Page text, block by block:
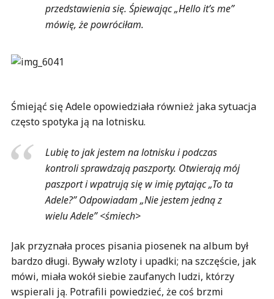
przedstawienia się. Śpiewając „Hello it’s me”
mówię, że powróciłam.
Śmiejąć się Adele opowiedziała również jaka sytuacja
często spotyka ją na lotnisku.
Lubię to jak jestem na lotnisku i podczas
kontroli sprawdzają paszporty. Otwierają mój
paszport i wpatrują się w imię pytając „To ta
Adele?” Odpowiadam „Nie jestem jedną z
wielu Adele” <śmiech>
Jak przyznała proces pisania piosenek na album był
bardzo długi. Bywały wzloty i upadki; na szczęście, jak
mówi, miała wokół siebie zaufanych ludzi, którzy
wspierali ją. Potrafili powiedzieć, że coś brzmi